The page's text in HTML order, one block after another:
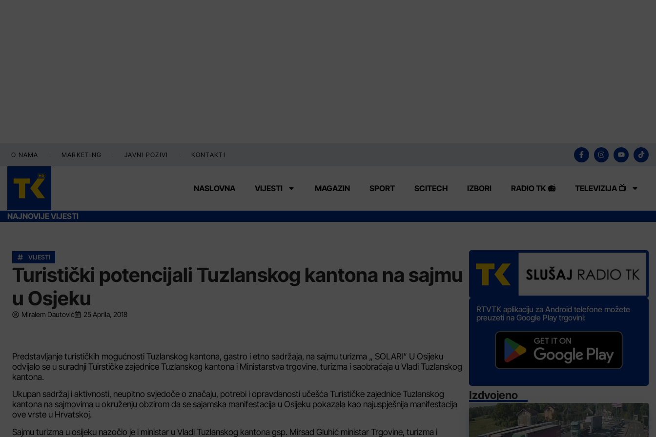
O NAMA MARKETING JAVNI POZIVI KONTAKTI
NASLOVNA VIJESTI MAGAZIN SPORT SCITECH IZBORI RADIO TK 📻 TELEVIZIJA 📺
NAJNOVIJE VIJESTI
VIJESTI
Turistički potencijali Tuzlanskog kantona na sajmu
u Osjeku
Miralem Dautović 25 Aprila, 2018
Predstavljanje turističkih mogućnosti Tuzlanskog kantona, gastro i etno sadržaja, na sajmu turizma „ SOLARI“ U Osijeku
odvijalo se u suradnji Tuirstičke zajednice Tuzlanskog kantona i Ministarstva trgovine, turizma i saobraćaja u Vladi Tuzlanskog
kantona.
Ukupan sadržaj i aktivnosti, neupitno svjedoče o značaju, potrebi i opravdanosti učešća Turističke zajednice Tuzlanskog
kantona na sajmovima u okruženju obzirom da se sajamska manifestacija u Osijeku pokazala kao najuspješnija manifestacija
ove vrste u Hrvatskoj.
Sajmu turizma u osijeku nazočio je i ministar u Vladi Tuzlanskog kantona gsp. Mirsad Gluhić ministar Trgovine, turizma i
RTVTK aplikaciju za Android telefone možete
preuzeti na Google Play trgovini:
Izdvojeno